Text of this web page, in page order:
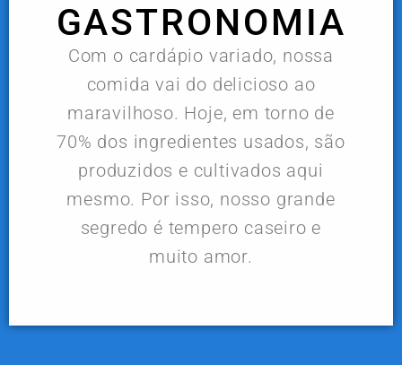
GASTRONOMIA
Com o cardápio variado, nossa
comida vai do delicioso ao
maravilhoso. Hoje, em torno de
70% dos ingredientes usados, são
produzidos e cultivados aqui
mesmo. Por isso, nosso grande
segredo é tempero caseiro e
muito amor.